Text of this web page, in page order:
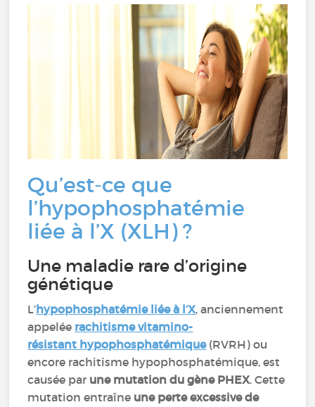
Qu’est-ce que
l’hypophosphatémie
liée à l’X (XLH) ?
Une maladie rare d’origine
génétique
L’hypophosphatémie liée à l’X, anciennement
appelée rachitisme vitamino-
résistant hypophosphatémique(RVRH) ou
encore rachitisme hypophosphatémique, est
causée par une mutation du gène PHEX. Cette
mutation entraîne une perte excessive de